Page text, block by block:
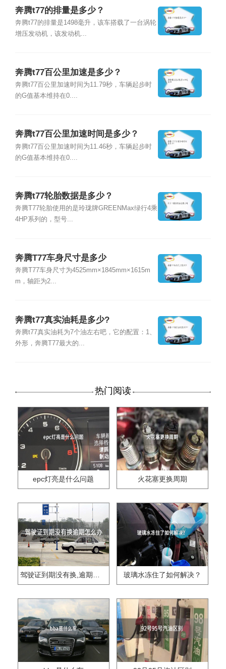
奔腾t77的排量是多少？
奔腾t77的排量是1498毫升，该车搭载了一台涡轮
增压发动机，该发动机...
奔腾t77百公里加速是多少？
奔腾t77百公里加速时间为11.79秒，车辆起步时
的G值基本维持在0....
奔腾t77百公里加速时间是多少？
奔腾t77百公里加速时间为11.46秒，车辆起步时
的G值基本维持在0....
奔腾t77轮胎数据是多少？
奔腾T77轮胎使用的是玲珑牌GREENMax绿行4乘
4HP系列的，型号...
奔腾T77车身尺寸是多少
奔腾T77车身尺寸为4525mm×1845mm×1615m
m，轴距为2...
奔腾t77真实油耗是多少?
奔腾t77真实油耗为7个油左右吧，它的配置：1、
外形，奔腾T77最大的...
热门阅读
epc灯亮是什么问题 火花塞更换周期
驾驶证到期没有换,逾期怎么办?? 玻璃水冻住了如何解决？